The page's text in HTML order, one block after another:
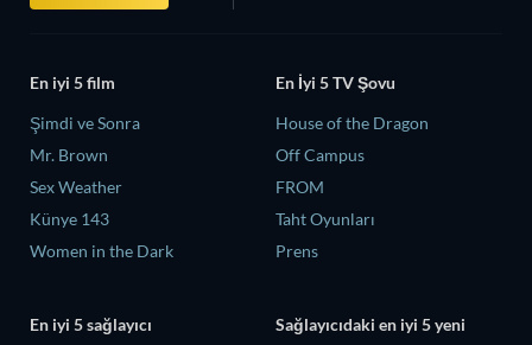
En iyi 5 film
Şimdi ve Sonra
Mr. Brown
Sex Weather
Künye 143
Women in the Dark
En İyi 5 TV Şovu
House of the Dragon
Off Campus
FROM
Taht Oyunları
Prens
En iyi 5 sağlayıcı
Sağlayıcıdaki en iyi 5 yeni